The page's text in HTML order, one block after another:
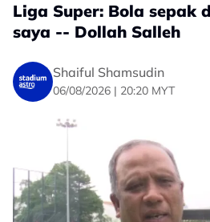
Liga Super: Bola sepak
saya -- Dollah Salleh
Shaiful Shamsudin
06/08/2026 | 20:20 MYT